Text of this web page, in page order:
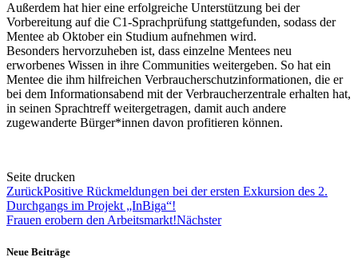
Außerdem hat hier eine erfolgreiche Unterstützung bei der
Vorbereitung auf die C1-Sprachprüfung stattgefunden, sodass der
Mentee ab Oktober ein Studium aufnehmen wird.
Besonders hervorzuheben ist, dass einzelne Mentees neu
erworbenes Wissen in ihre Communities weitergeben. So hat ein
Mentee die ihm hilfreichen Verbraucherschutzinformationen, die er
bei dem Informationsabend mit der Verbraucherzentrale erhalten hat,
in seinen Sprachtreff weitergetragen, damit auch andere
zugewanderte Bürger*innen davon profitieren können.
Seite drucken
ZurückPositive Rückmeldungen bei der ersten Exkursion des 2.
Durchgangs im Projekt „InBiga“!
Frauen erobern den Arbeitsmarkt!Nächster
Neue Beiträge